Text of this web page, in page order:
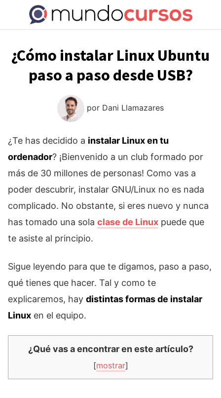
contenido
¿Cómo instalar Linux Ubuntu
paso a paso desde USB?
por Dani Llamazares
¿Te has decidido a instalar Linux en tu
ordenador? ¡Bienvenido a un club formado por
más de 30 millones de personas! Como vas a
poder descubrir, instalar GNU/Linux no es nada
complicado. No obstante, si eres nuevo y nunca
has tomado una sola clase de Linux puede que
te asiste al principio.
Sigue leyendo para que te digamos, paso a paso,
qué tienes que hacer. Tal y como te
explicaremos, hay distintas formas de instalar
Linux en el equipo.
¿Qué vas a encontrar en este artículo?
[mostrar]